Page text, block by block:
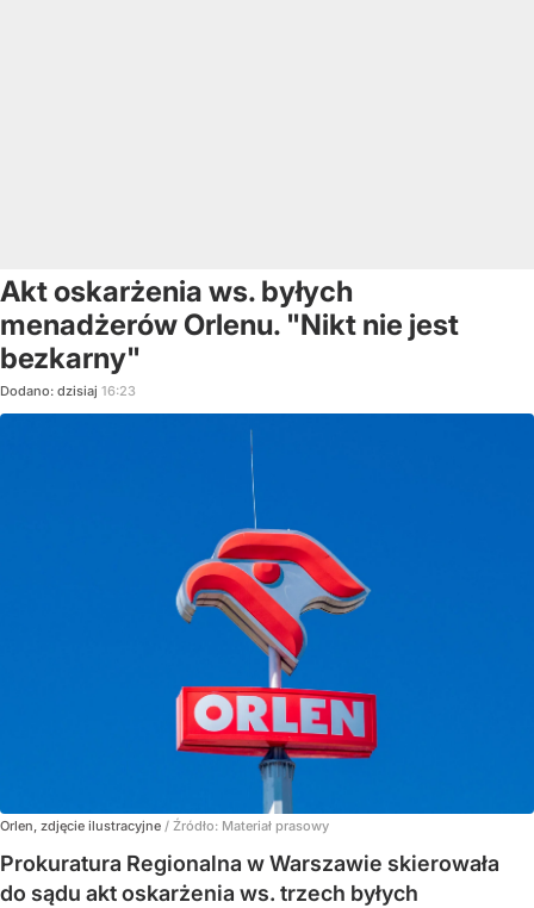
Akt oskarżenia ws. byłych
menadżerów Orlenu. "Nikt nie jest
bezkarny"
Dodano: dzisiaj 16:23
Orlen, zdjęcie ilustracyjne / Źródło: Materiał prasowy
Prokuratura Regionalna w Warszawie skierowała
do sądu akt oskarżenia ws. trzech byłych